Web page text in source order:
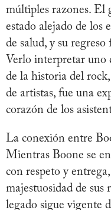
múltiples razones. El
estado alejado de los
de salud, y su
Verlo interpretar uno
de la historia del
de artistas, fue una
corazón de los
La conexión entre
Mientras Boone se
con respeto y
majestuosidad de sus
legado sigue vigente